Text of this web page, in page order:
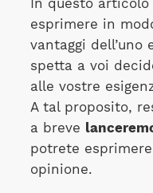
In questo
esprimere in
vantaggi dell’uno
spetta a voi
alle vostre
A tal proposito,
a breve
potrete
opinione.